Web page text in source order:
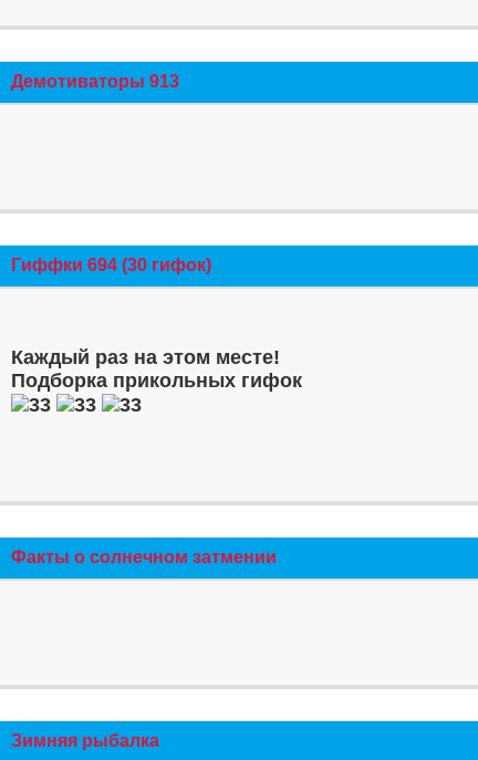
Демотиваторы 913
Гиффки 694 (30 гифок)
Каждый раз на этом месте!
Подборка прикольных гифок
Факты о солнечном затмении
Зимняя рыбалка